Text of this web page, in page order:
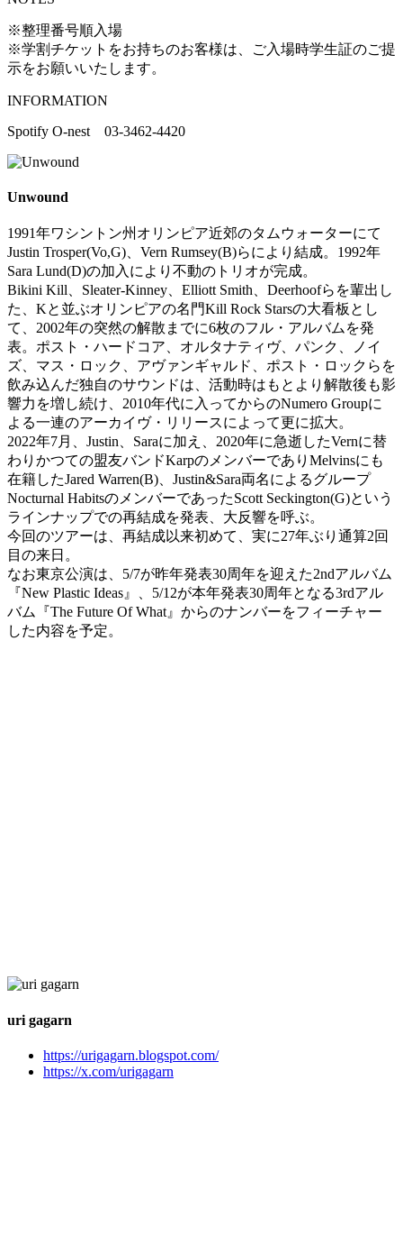
※整理番号順入場
※学割チケットをお持ちのお客様は、ご入場時学生証のご提
示をお願いいたします。
INFORMATION
Spotify O-nest 03-3462-4420
Unwound
1991年ワシントン州オリンピア近郊のタムウォーターにて
Justin Trosper(Vo,G)、Vern Rumsey(B)らにより結成。1992年
Sara Lund(D)の加入により不動のトリオが完成。
Bikini Kill、Sleater-Kinney、Elliott Smith、Deerhoofらを輩出し
た、Kと並ぶオリンピアの名門Kill Rock Starsの大看板とし
て、2002年の突然の解散までに6枚のフル・アルバムを発
表。ポスト・ハードコア、オルタナティヴ、パンク、ノイ
ズ、マス・ロック、アヴァンギャルド、ポスト・ロックらを
飲み込んだ独自のサウンドは、活動時はもとより解散後も影
響力を増し続け、2010年代に入ってからのNumero Groupに
よる一連のアーカイヴ・リリースによって更に拡大。
2022年7月、Justin、Saraに加え、2020年に急逝したVernに替
わりかつての盟友バンドKarpのメンバーでありMelvinsにも
在籍したJared Warren(B)、Justin&Sara両名によるグループ
Nocturnal HabitsのメンバーであったScott Seckington(G)という
ラインナップでの再結成を発表、大反響を呼ぶ。
今回のツアーは、再結成以来初めて、実に27年ぶり通算2回
目の来日。
なお東京公演は、5/7が昨年発表30周年を迎えた2ndアルバム
『New Plastic Ideas』、5/12が本年発表30周年となる3rdアル
バム『The Future Of What』からのナンバーをフィーチャー
した内容を予定。
uri gagarn
https://urigagarn.blogspot.com/
https://x.com/urigagarn